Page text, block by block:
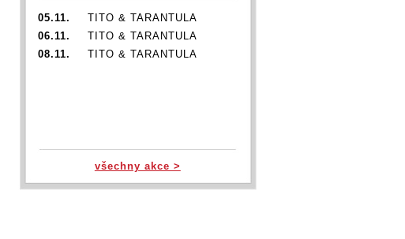
05.11.
TITO & TARANTULA
06.11.
TITO & TARANTULA
08.11.
TITO & TARANTULA
všechny akce >